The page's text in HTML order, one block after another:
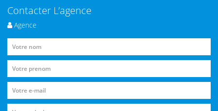
Contacter L’agence
Agence